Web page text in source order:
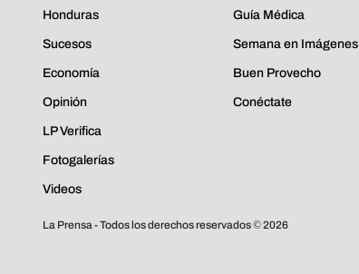
Honduras
Sucesos
Economía
Opinión
LP Verifica
Fotogalerías
Videos
Guía Médica
Semana en Imágenes
Buen Provecho
Conéctate
La Prensa - Todos los derechos reservados ©2026